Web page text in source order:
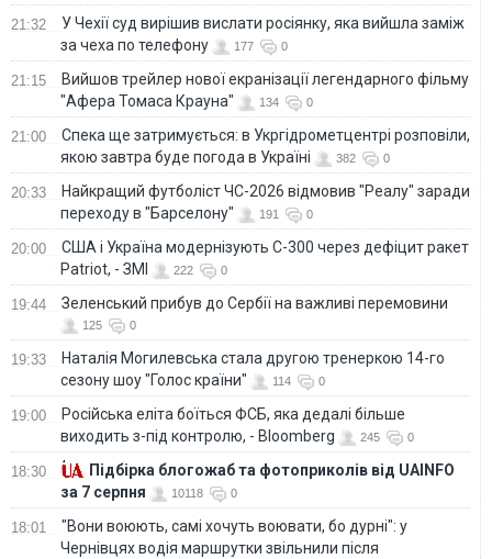
21:32
У Чехії суд вирішив вислати росіянку, яка вийшла заміж
за чеха по телефону
177 0
21:15
Вийшов трейлер нової екранізації легендарного фільму
"Афера Томаса Крауна"
134 0
21:00
Спека ще затримується: в Укргідрометцентрі розповіли,
якою завтра буде погода в Україні
382 0
20:33
Найкращий футболіст ЧС-2026 відмовив "Реалу" заради
переходу в "Барселону"
191 0
20:00
США і Україна модернізують С-300 через дефіцит ракет
Patriot, - ЗМІ
222 0
19:44 Зеленський прибув до Сербії на важливі перемовини
125 0
19:33
Наталія Могилевська стала другою тренеркою 14-го
сезону шоу "Голос країни"
114 0
19:00
Російська еліта боїться ФСБ, яка дедалі більше
виходить з-під контролю, - Bloomberg
245 0
18:30
Підбірка блогожаб та фотоприколів від UAINFO
за 7 серпня
10118 0
18:01
"Вони воюють, самі хочуть воювати, бо дурні": у
Чернівцях водія маршрутки звільнили після